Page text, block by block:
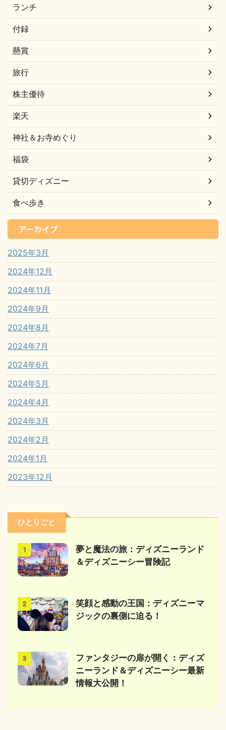
ランチ
付録
懸賞
旅行
株主優待
楽天
神社＆お寺めぐり
福袋
貸切ディズニー
食べ歩き
アーカイブ
2025年3月
2024年12月
2024年11月
2024年9月
2024年8月
2024年7月
2024年6月
2024年5月
2024年4月
2024年3月
2024年2月
2024年1月
2023年12月
ひとりごと
1
夢と魔法の旅：ディズニーランド
＆ディズニーシー冒険記
2
笑顔と感動の王国：ディズニーマ
ジックの裏側に迫る！
3
ファンタジーの扉が開く：ディズ
ニーランド＆ディズニーシー最新
情報大公開！